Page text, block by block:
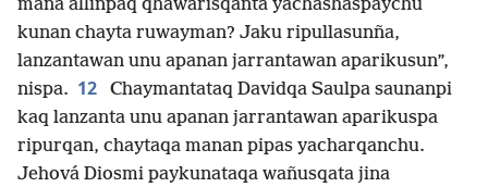
mana allinpaq qhawarisqanta yachashaspaychu
kunan chayta ruwayman? Jaku ripullasunña,
lanzantawan unu apanan jarrantawan aparikusun”,
nispa. 12
Chaymantataq Davidqa Saulpa saunanpi
kaq lanzanta unu apanan jarrantawan aparikuspa
ripurqan, chaytaqa manan pipas yacharqanchu.
Jehová Diosmi paykunataqa wañusqata jina